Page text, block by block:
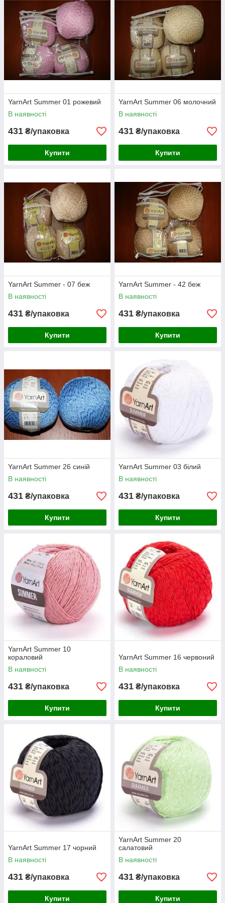
YarnArt Summer 01 рожевий
В наявності
431 ₴/упаковка
Купити
YarnArt Summer 06 молочний
В наявності
431 ₴/упаковка
Купити
YarnArt Summer - 07 беж
В наявності
431 ₴/упаковка
Купити
YarnArt Summer - 42 беж
В наявності
431 ₴/упаковка
Купити
YarnArt Summer 26 синій
В наявності
431 ₴/упаковка
Купити
YarnArt Summer 03 білий
В наявності
431 ₴/упаковка
Купити
YarnArt Summer 10
кораловий
В наявності
431 ₴/упаковка
Купити
YarnArt Summer 16 червоний
В наявності
431 ₴/упаковка
Купити
YarnArt Summer 17 чорний
В наявності
431 ₴/упаковка
Купити
YarnArt Summer 20
салатовий
В наявності
431 ₴/упаковка
Купити